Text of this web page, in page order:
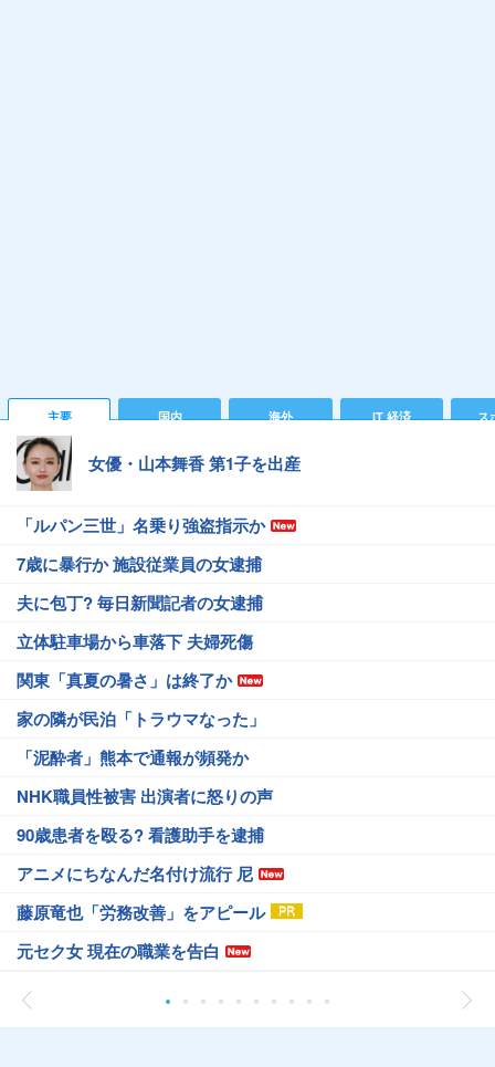
主要 国内 海外 IT 経済 ス
女優・山本舞香 第1子を出産
「ルパン三世」名乗り強盗指示か
7歳に暴行か 施設従業員の女逮捕
夫に包丁? 毎日新聞記者の女逮捕
立体駐車場から車落下 夫婦死傷
関東「真夏の暑さ」は終了か
家の隣が民泊「トラウマなった」
「泥酔者」熊本で通報が頻発か
NHK職員性被害 出演者に怒りの声
90歳患者を殴る? 看護助手を逮捕
アニメにちなんだ名付け流行 尼
藤原竜也「労務改善」をアピール
元セク女 現在の職業を告白